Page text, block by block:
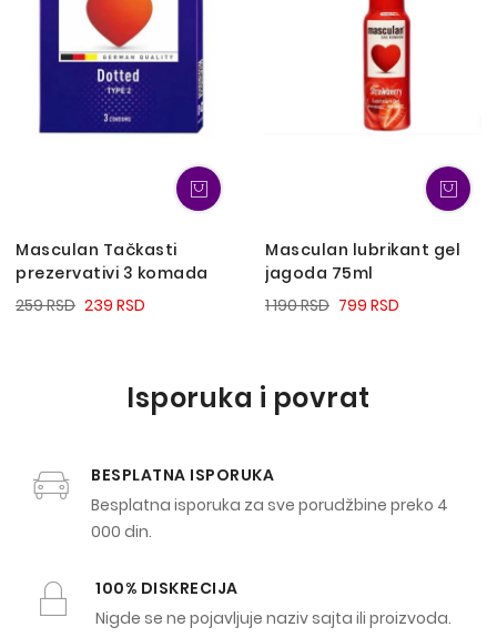
Masculan Tačkasti
prezervativi 3 komada
239 RSD
259 RSD
Masculan lubrikant gel
jagoda 75ml
799 RSD
1 190 RSD
Isporuka i povrat
BESPLATNA ISPORUKA
Besplatna isporuka za sve porudžbine preko 4
000 din.
100% DISKRECIJA
Nigde se ne pojavljuje naziv sajta ili proizvoda.